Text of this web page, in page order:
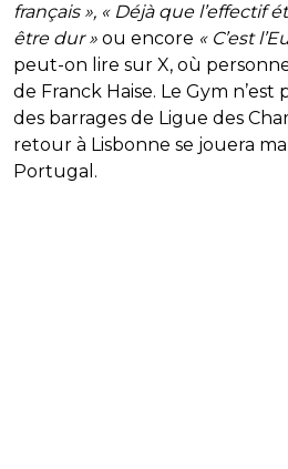
français », « Déjà que l’effectif
être dur » ou encore « C’est
peut-on lire sur X, où
de Franck Haise. Le Gym
des barrages de Ligue des
retour à Lisbonne se jouera
Portugal.